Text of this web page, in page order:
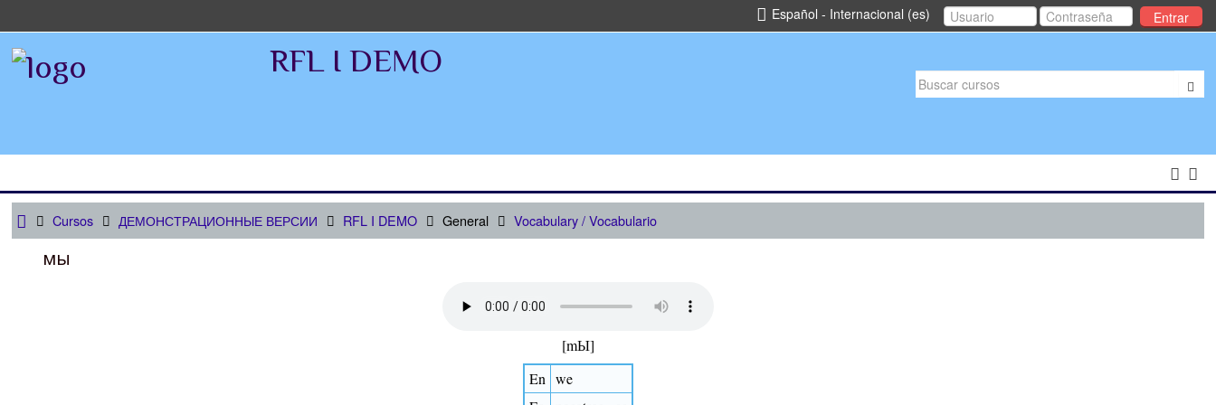
Entrar
Español - Internacional ‎(es)‎
RFL I DEMO
Cursos ДЕМОНСТРАЦИОННЫЕ ВЕРСИИ RFL I DEMO General Vocabulary / Vocabulario
мы
[mЫ]
En we